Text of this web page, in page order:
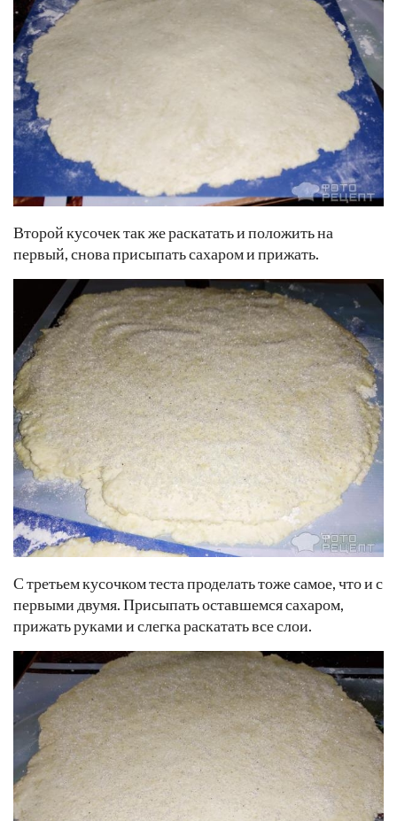
Второй кусочек так же раскатать и положить на
первый, снова присыпать сахаром и прижать.
С третьем кусочком теста проделать тоже самое, что и с
первыми двумя. Присыпать оставшемся сахаром,
прижать руками и слегка раскатать все слои.